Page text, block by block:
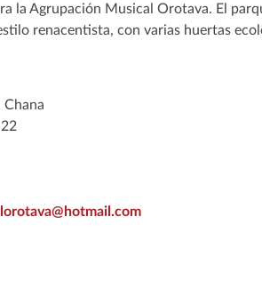
la Agrupación Musical Orotava. El
renacentista, con varias huertas